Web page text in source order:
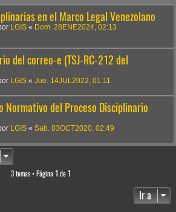
en el Marco Legal Venezolano
LGIS « Dom. 28ENE2024, 02:13
del correo-e (TSJ-RC-212 del
LGIS « Jue. 14JUL2022, 01:11
Normativo del Proceso Disciplinario
LGIS « Sab. 03OCT2020, 02:49
3 temas • Página 1 de 1
Ir a